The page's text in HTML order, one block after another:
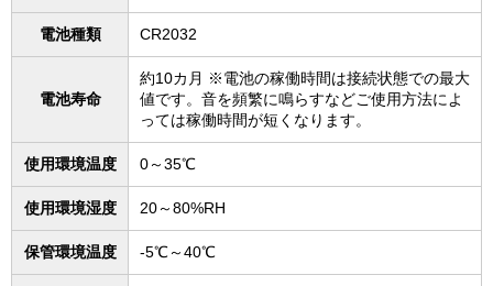
電池種類 CR2032
電池寿命
約10カ月 ※電池の稼働時間は接続状態での最大
値です。音を頻繁に鳴らすなどご使用方法によ
っては稼働時間が短くなります。
使用環境温度 0～35℃
使用環境湿度 20～80%RH
保管環境温度 -5℃～40℃